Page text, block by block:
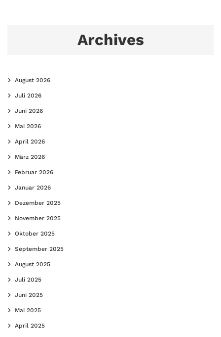
Archives
August 2026
Juli 2026
Juni 2026
Mai 2026
April 2026
März 2026
Februar 2026
Januar 2026
Dezember 2025
November 2025
Oktober 2025
September 2025
August 2025
Juli 2025
Juni 2025
Mai 2025
April 2025